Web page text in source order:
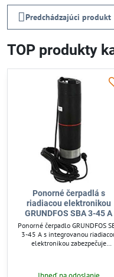
Predchádzajúci produkt
TOP produkty
Ponorné čerpadlá s
riadiacou elektronikou
GRUNDFOS SBA 3-45 A
Ponorné čerpadlo GRUNDFOS
3-45 A s integrovanou
elektronikou zabezpečuje